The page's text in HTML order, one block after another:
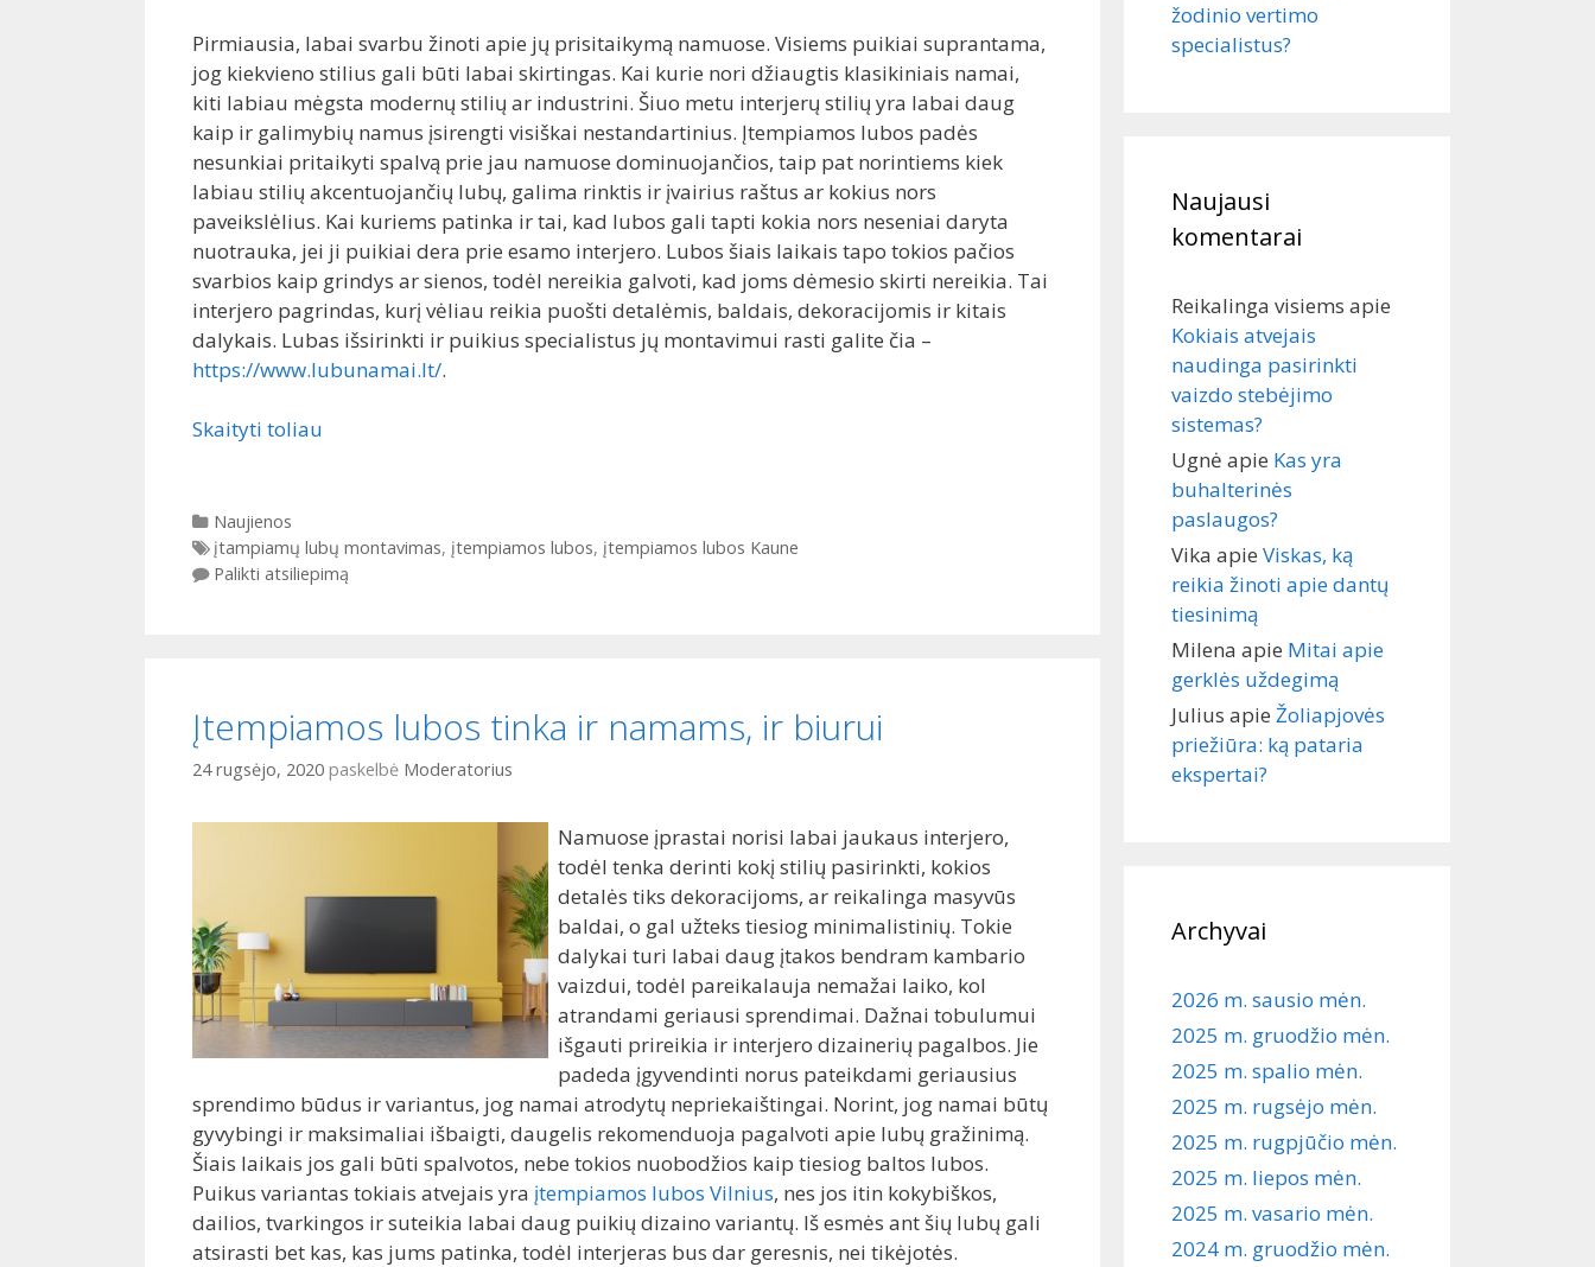
Pirmiausia, labai svarbu žinoti apie jų prisitaikymą namuose. Visiems puikiai suprantama,
jog kiekvieno stilius gali būti labai skirtingas. Kai kurie nori džiaugtis klasikiniais namai,
kiti labiau mėgsta modernų stilių ar industrini. Šiuo metu interjerų stilių yra labai daug
kaip ir galimybių namus įsirengti visiškai nestandartinius. Įtempiamos lubos padės
nesunkiai pritaikyti spalvą prie jau namuose dominuojančios, taip pat norintiems kiek
labiau stilių akcentuojančių lubų, galima rinktis ir įvairius raštus ar kokius nors
paveikslėlius. Kai kuriems patinka ir tai, kad lubos gali tapti kokia nors neseniai daryta
nuotrauka, jei ji puikiai dera prie esamo interjero. Lubos šiais laikais tapo tokios pačios
svarbios kaip grindys ar sienos, todėl nereikia galvoti, kad joms dėmesio skirti nereikia. Tai
interjero pagrindas, kurį vėliau reikia puošti detalėmis, baldais, dekoracijomis ir kitais
dalykais. Lubas išsirinkti ir puikius specialistus jų montavimui rasti galite čia –
https://www.lubunamai.lt/.
Skaityti toliau
Kategorijos
Naujienos
Gairės
įtampiamų lubų montavimas, įtempiamos lubos, įtempiamos lubos Kaune
Palikti atsiliepimą
Įtempiamos lubos tinka ir namams, ir biurui
24 rugsėjo, 2020 paskelbė Moderatorius
Namuose įprastai norisi labai jaukaus interjero,
todėl tenka derinti kokį stilių pasirinkti, kokios
detalės tiks dekoracijoms, ar reikalinga masyvūs
baldai, o gal užteks tiesiog minimalistinių. Tokie
dalykai turi labai daug įtakos bendram kambario
vaizdui, todėl pareikalauja nemažai laiko, kol
atrandami geriausi sprendimai. Dažnai tobulumui
išgauti prireikia ir interjero dizainerių pagalbos. Jie
padeda įgyvendinti norus pateikdami geriausius
sprendimo būdus ir variantus, jog namai atrodytų nepriekaištingai. Norint, jog namai būtų
gyvybingi ir maksimaliai išbaigti, daugelis rekomenduoja pagalvoti apie lubų gražinimą.
Šiais laikais jos gali būti spalvotos, nebe tokios nuobodžios kaip tiesiog baltos lubos.
Puikus variantas tokiais atvejais yra įtempiamos lubos Vilnius, nes jos itin kokybiškos,
dailios, tvarkingos ir suteikia labai daug puikių dizaino variantų. Iš esmės ant šių lubų gali
atsirasti bet kas, kas jums patinka, todėl interjeras bus dar geresnis, nei tikėjotės.
žodinio vertimo
specialistus?
Naujausi
komentarai
Reikalinga visiems apie
Kokiais atvejais
naudinga pasirinkti
vaizdo stebėjimo
sistemas?
Ugnė apie Kas yra
buhalterinės
paslaugos?
Vika apie Viskas, ką
reikia žinoti apie dantų
tiesinimą
Milena apie Mitai apie
gerklės uždegimą
Julius apie Žoliapjovės
priežiūra: ką pataria
ekspertai?
Archyvai
2026 m. sausio mėn.
2025 m. gruodžio mėn.
2025 m. spalio mėn.
2025 m. rugsėjo mėn.
2025 m. rugpjūčio mėn.
2025 m. liepos mėn.
2025 m. vasario mėn.
2024 m. gruodžio mėn.